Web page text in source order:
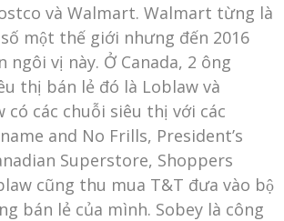
và Walmart. Walmart từng là
một thế giới nhưng đến 2016
ngôi vị này. Ở Canada, 2 ông
thị bán lẻ đó là Loblaw và
có các chuỗi siêu thị với các
and No Frills, President’s
Superstore, Shoppers
cũng thu mua T&T đưa vào bộ
bán lẻ của mình. Sobey là công